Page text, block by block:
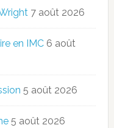
7 août 2026
en IMC 6 août
5 août 2026
5 août 2026